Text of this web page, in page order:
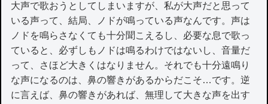
大声で歌おうとしてしまいますが、私が大声だと思って
いる声って、結局、ノドが鳴っている声なんです。声は
ノドを鳴らさなくても十分聞こえるし、必要な息で歌っ
ていると、必ずしもノドは鳴るわけではないし、音量だ
って、さほど大きくはなりません。それでも十分遠鳴り
な声になるのは、鼻の響きがあるからだこそ…です。逆
に言えば、鼻の響きがあれば、無理して大きな声を出す